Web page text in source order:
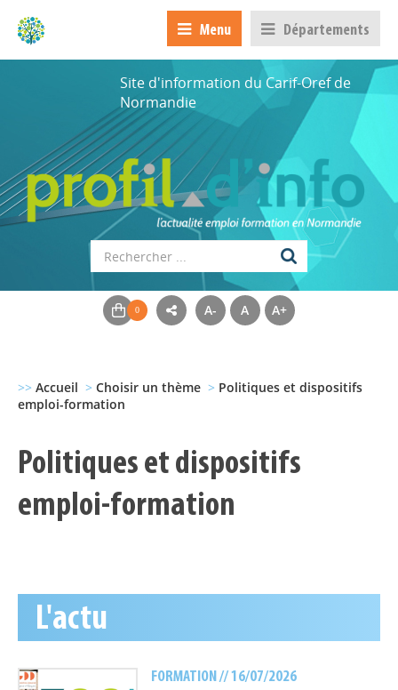
Menu Départements
Site d'information du Carif-Oref de
Normandie
A- A A+
>> Accueil > Choisir un thème > Politiques et dispositifs
emploi-formation
Politiques et dispositifs
emploi-formation
L'actu
FORMATION // 16/07/2026